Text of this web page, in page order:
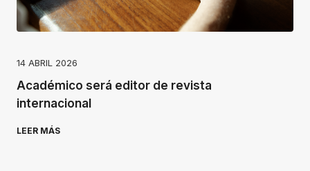
14 ABRIL 2026
Académico será editor de revista
internacional
LEER MÁS